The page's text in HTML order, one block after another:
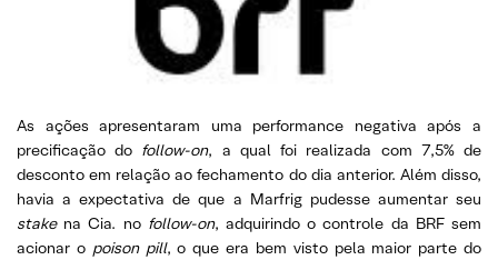
As ações apresentaram uma performance negativa após a
precificação do follow-on, a qual foi realizada com 7,5% de
desconto em relação ao fechamento do dia anterior. Além disso,
havia a expectativa de que a Marfrig pudesse aumentar seu
stakena Cia. no follow-on, adquirindo o controle da BRF sem
acionar o poison pill, o que era bem visto pela maior parte do